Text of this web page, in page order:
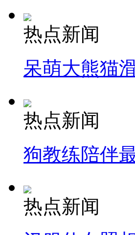
热点新闻
呆萌大熊猫
热点新闻
狗教练陪伴
热点新闻